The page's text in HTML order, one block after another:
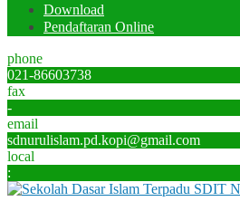
Download
Pendaftaran Online
phone
021-86603738
fax
-
email
sdnurulislam.pd.kopi@gmail.com
local
: